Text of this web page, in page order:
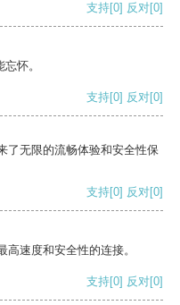
支持[0] 反对[0]
怀。
支持[0] 反对[0]
了无限的流畅体验和安全性保
支持[0] 反对[0]
速度和安全性的连接。
支持[0] 反对[0]